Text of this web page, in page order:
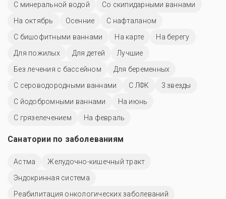
С минеральной водой
Со скипидарными ваннами
На октябрь
Осенние
С нафталаном
С бишофитными ваннами
На карте
На берегу
Для пожилых
Для детей
Лучшие
Без лечения с бассейном
Для беременных
С сероводородными ваннами
С ЛФК
3 звезды
С йодобромными ваннами
На июнь
С грязелечением
На февраль
Санатории по заболеваниям
Астма
Желудочно-кишечный тракт
Эндокринная система
Реабилитация онкологических заболеваний